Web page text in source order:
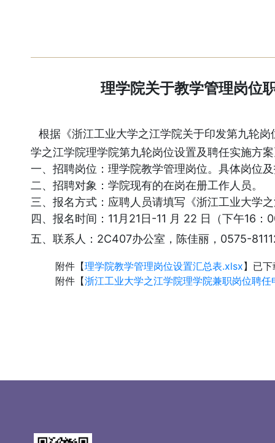
理学院关于教学管理岗位职
根据《浙江工业大学之江学院关于印发第九轮
学之江学院理学院第九轮岗位设置及聘任实施方
一、招聘岗位：理学院教学管理岗位。具体岗位
二、招聘对象：学院现有的在岗在册工作人员。
三、报名方式：应聘人员请填写《浙江工业大学
四、报名时间：11月21日-11 月 22 日（下午16：
五、联系人：2C407办公室，陈佳丽，0575-
附件【理学院教学管理岗位设置汇总表.xlsx】已下
附件【浙江工业大学之江学院理学院兼职岗位聘